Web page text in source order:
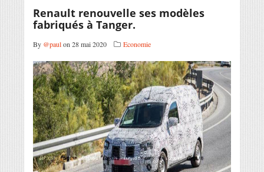
Renault renouvelle ses modèles
fabriqués à Tanger.
By @paulon 28 mai 2020 Economie